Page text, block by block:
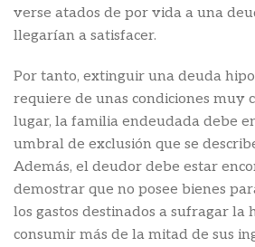
verse atados de por vida a una
llegarían a satisfacer.
Por tanto, extinguir una deuda
requiere de unas condiciones muy
lugar, la familia endeudada debe
umbral de exclusión que se
Además, el deudor debe estar
demostrar que no posee bienes
los gastos destinados a sufragar la
consumir más de la mitad de sus